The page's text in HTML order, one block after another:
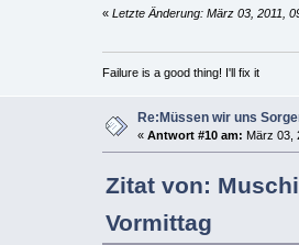
« Letzte Änderung: März 03, 2011,
Failure is a good thing! I'll fix it
Re:Müssen wir uns
« Antwort #10 am: März 03,
Zitat von:
Vormittag